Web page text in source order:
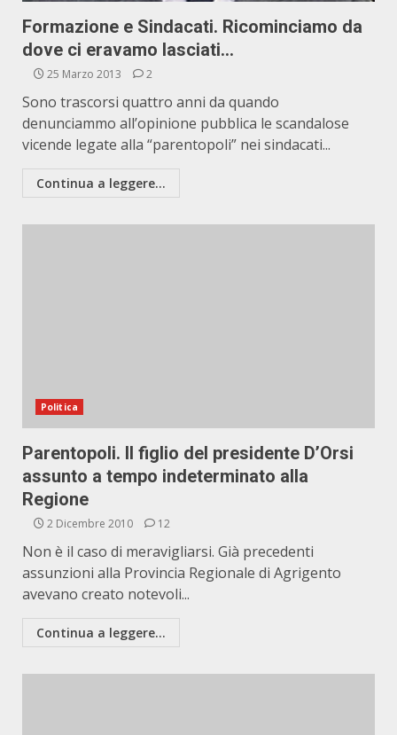
Formazione e Sindacati. Ricominciamo da
dove ci eravamo lasciati…
25 Marzo 2013 2
Sono trascorsi quattro anni da quando
denunciammo all’opinione pubblica le scandalose
vicende legate alla “parentopoli” nei sindacati...
Continua a leggere...
Politica
Parentopoli. Il figlio del presidente D’Orsi
assunto a tempo indeterminato alla
Regione
2 Dicembre 2010 12
Non è il caso di meravigliarsi. Già precedenti
assunzioni alla Provincia Regionale di Agrigento
avevano creato notevoli...
Continua a leggere...